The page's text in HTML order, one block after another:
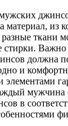
материал, из
ткани
стирки.
должна
и
элементами
в